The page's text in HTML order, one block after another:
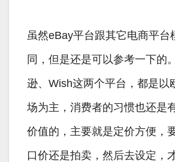
虽然eBay平台跟其它电商平台
同，但是还是可以参考一下的
逊、Wish这两个平台，都是以
场为主，消费者的习惯也还是
价值的，主要就是定价方便，
口价还是拍卖，然后去设定，